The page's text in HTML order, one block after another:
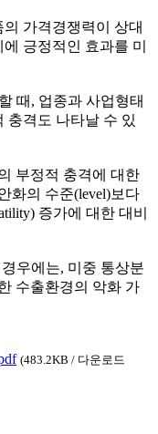
가격경쟁력이 상대
긍정적인 효과를 미
때, 업종과 사업형태
충격도 나타날 수 있
부정적 충격에 대한
화의 수준(level)보다
증가에 대한 대비
우에는, 미중 통상분
수출환경의 악화 가
(483.2KB / 다운로드